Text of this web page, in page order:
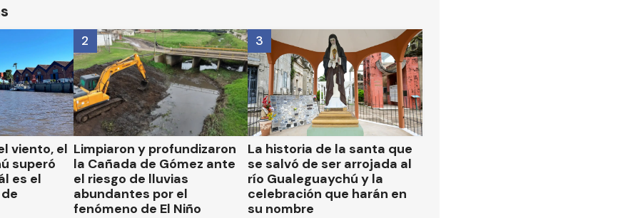
viento, el
superó
es el
Limpiaron y profundizaron
la Cañada de Gómez ante
el riesgo de lluvias
abundantes por el
fenómeno de El Niño
2
La historia de la santa que
se salvó de ser arrojada al
río Gualeguaychú y la
celebración que harán en
su nombre
3